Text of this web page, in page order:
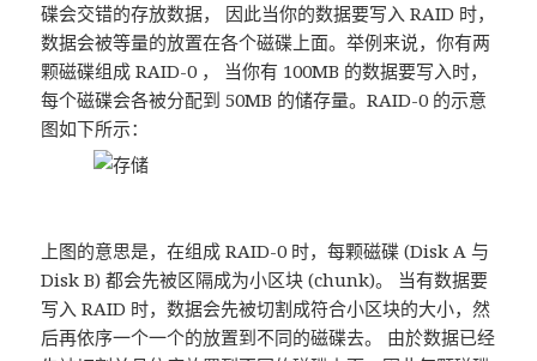
碟会交错的存放数据， 因此当你的数据要写入 RAID 时，
数据会被等量的放置在各个磁碟上面。举例来说，你有两
颗磁碟组成 RAID-0 ， 当你有 100MB 的数据要写入时，
每个磁碟会各被分配到 50MB 的储存量。RAID-0 的示意
图如下所示：
上图的意思是，在组成 RAID-0 时，每颗磁碟 (Disk A 与
Disk B) 都会先被区隔成为小区块 (chunk)。 当有数据要
写入 RAID 时，数据会先被切割成符合小区块的大小，然
后再依序一个一个的放置到不同的磁碟去。 由於数据已经